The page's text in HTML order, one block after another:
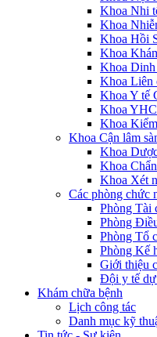
Khoa Nhi
Khoa
Khoa Hồi
Khoa
Khoa
Khoa Liên
Khoa Y tế
Khoa
Khoa
Khoa Cận lâm
Khoa
Khoa
Khoa Xét
Các phòng chức
Phòng Tài
Phòng
Phòng Tổ
Phòng Kế
Giới thiệu
Đội y tế
Khám chữa bệnh
Lịch công tác
Danh mục kỹ